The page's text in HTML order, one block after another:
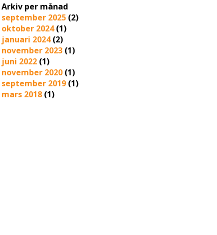
Arkiv per månad
september 2025 (2)
oktober 2024(1)
januari 2024(2)
november 2023 (1)
juni 2022 (1)
november 2020 (1)
september 2019 (1)
mars 2018 (1)